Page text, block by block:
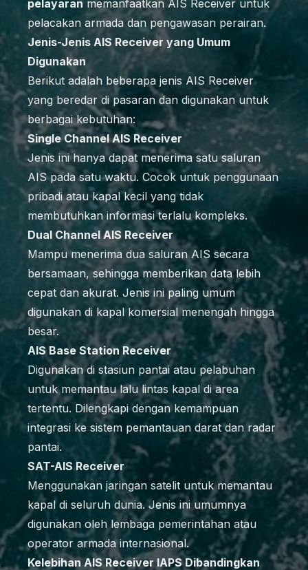
pelayaran memanfaatkan AIS Receiver untuk
pelacakan armada dan pengawasan perairan.
Jenis-Jenis AIS Receiver yang Umum
Digunakan
Berikut adalah beberapa jenis AIS Receiver
yang beredar di pasaran dan digunakan untuk
berbagai kebutuhan:
Single Channel AIS Receiver
Jenis ini hanya dapat menerima satu saluran
AIS pada satu waktu. Cocok untuk penggunaan
pribadi atau kapal kecil yang tidak
membutuhkan informasi terlalu kompleks.
Dual Channel AIS Receiver
Mampu menerima dua saluran AIS secara
bersamaan, sehingga memberikan data lebih
cepat dan akurat. Jenis ini paling umum
digunakan di kapal komersial menengah hingga
besar.
AIS Base Station Receiver
Digunakan di stasiun pantai atau pelabuhan
untuk memantau lalu lintas kapal di area
tertentu. Dilengkapi dengan kemampuan
integrasi ke sistem pemantauan darat dan radar
pantai.
SAT-AIS Receiver
Menggunakan jaringan satelit untuk memantau
kapal di seluruh dunia. Jenis ini umumnya
digunakan oleh lembaga pemerintahan atau
operator armada internasional.
Kelebihan AIS Receiver IAPS Dibandingkan